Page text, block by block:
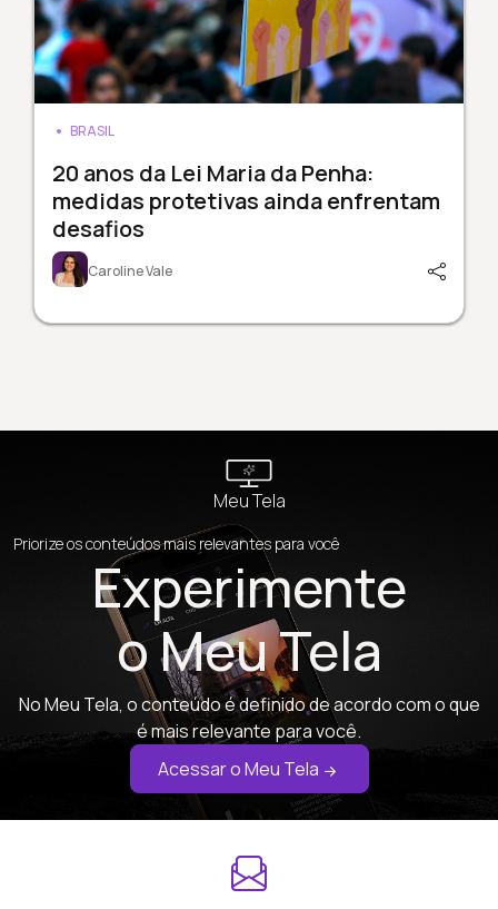
BRASIL
20 anos da Lei Maria da Penha:
medidas protetivas ainda enfrentam
desafios
Caroline Vale
Meu Tela
Priorize os conteúdos mais relevantes para você
Experimente
o Meu Tela
No Meu Tela, o conteúdo é definido de acordo com o que
é mais relevante para você.
Acessar o Meu Tela